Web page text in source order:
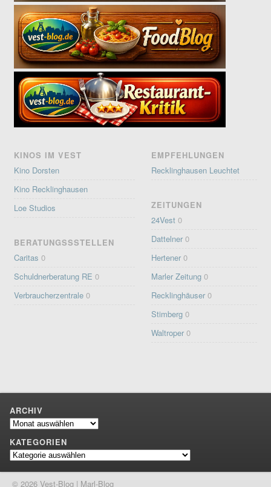
KINOS IM VEST
Kino Dorsten
Kino Recklinghausen
Loe Studios
BERATUNGSSSTELLEN
Caritas 0
Schuldnerberatung RE 0
Verbraucherzentrale 0
EMPFEHLUNGEN
Recklinghausen Leuchtet
ZEITUNGEN
24Vest 0
Dattelner 0
Hertener 0
Marler Zeitung 0
Recklinghäuser 0
Stimberg 0
Waltroper 0
ARCHIV
Archiv
KATEGORIEN
Kategorien
© 2026 Vest-Blog | Marl-Blog